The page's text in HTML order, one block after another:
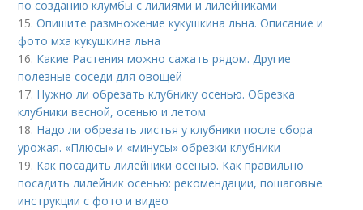
по созданию клумбы с лилиями и лилейниками
15.Опишите размножение кукушкина льна. Описание и
фото мха кукушкина льна
16. Какие Растения можно сажать рядом. Другие
полезные соседи для овощей
17. Нужно ли обрезать клубнику осенью. Обрезка
клубники весной, осенью и летом
18. Надо ли обрезать листья у клубники после сбора
урожая. «Плюсы» и «минусы» обрезки клубники
19. Как посадить лилейники осенью. Как правильно
посадить лилейник осенью: рекомендации, пошаговые
инструкции с фото и видео